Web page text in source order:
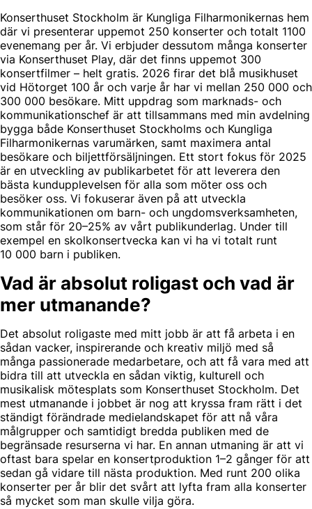
Konserthuset Stockholm är Kungliga Filharmonikernas hem
där vi presenterar uppemot 250 konserter och totalt 1100
evenemang per år. Vi erbjuder dessutom många konserter
via Konserthuset Play, där det finns uppemot 300
konsertfilmer – helt gratis. 2026 firar det blå musikhuset
vid Hötorget 100 år och varje år har vi mellan 250 000 och
300 000 besökare. Mitt uppdrag som marknads- och
kommunikationschef är att tillsammans med min avdelning
bygga både Konserthuset Stockholms och Kungliga
Filharmonikernas varumärken, samt maximera antal
besökare och biljettförsäljningen. Ett stort fokus för 2025
är en utveckling av publikarbetet för att leverera den
bästa kundupplevelsen för alla som möter oss och
besöker oss. Vi fokuserar även på att utveckla
kommunikationen om barn- och ungdomsverksamheten,
som står för 20–25% av vårt publikunderlag. Under till
exempel en skolkonsertvecka kan vi ha vi totalt runt
10 000 barn i publiken.
Vad är absolut roligast och vad är
mer utmanande?
Det absolut roligaste med mitt jobb är att få arbeta i en
sådan vacker, inspirerande och kreativ miljö med så
många passionerade medarbetare, och att få vara med att
bidra till att utveckla en sådan viktig, kulturell och
musikalisk mötesplats som Konserthuset Stockholm. Det
mest utmanande i jobbet är nog att kryssa fram rätt i det
ständigt förändrade medielandskapet för att nå våra
målgrupper och samtidigt bredda publiken med de
begränsade resurserna vi har. En annan utmaning är att vi
oftast bara spelar en konsertproduktion 1–2 gånger för att
sedan gå vidare till nästa produktion. Med runt 200 olika
konserter per år blir det svårt att lyfta fram alla konserter
så mycket som man skulle vilja göra.